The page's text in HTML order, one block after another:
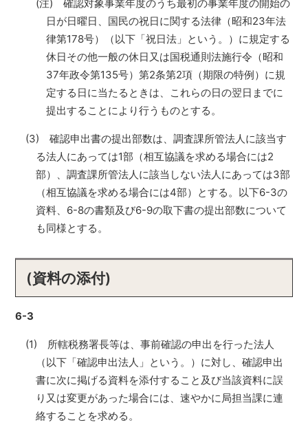
(注) 確認対象事業年度のうち最初の事業年度の開始の
日が日曜日、国民の祝日に関する法律（昭和23年法
律第178号）（以下「祝日法」という。）に規定する
休日その他一般の休日又は国税通則法施行令（昭和
37年政令第135号）第2条第2項（期限の特例）に規
定する日に当たるときは、これらの日の翌日までに
提出することにより行うものとする。
(3) 確認申出書の提出部数は、調査課所管法人に該当す
る法人にあっては1部（相互協議を求める場合には2
部）、調査課所管法人に該当しない法人にあっては3部
（相互協議を求める場合には4部）とする。以下6-3の
資料、6-8の書類及び6-9の取下書の提出部数について
も同様とする。
(資料の添付)
6-3
(1) 所轄税務署長等は、事前確認の申出を行った法人
（以下「確認申出法人」という。）に対し、確認申出
書に次に掲げる資料を添付すること及び当該資料に誤
り又は変更があった場合には、速やかに局担当課に連
絡することを求める。